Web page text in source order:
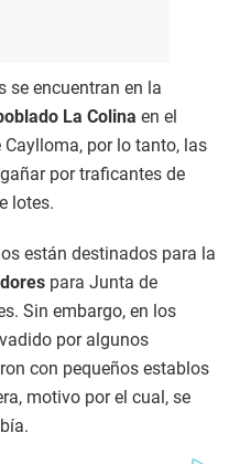
se encuentran en la
La Colina en el
Caylloma, por lo tanto, las
por traficantes de
lotes.
están destinados para la
para Junta de
Sin embargo, en los
por algunos
con pequeños establos
motivo por el cual, se